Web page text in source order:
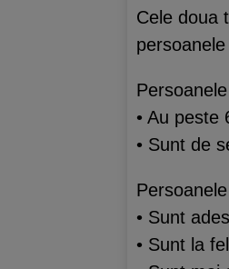
Cele doua
• Au peste
• Sunt de
• Sunt
• Sunt la